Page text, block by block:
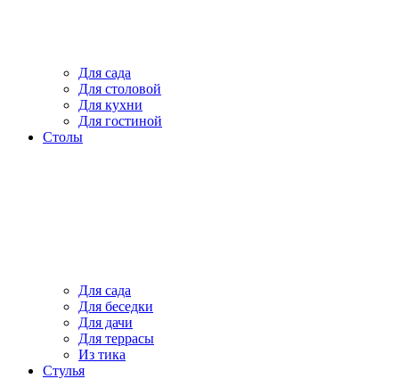
Для сада
Для столовой
Для кухни
Для гостиной
Столы
Для сада
Для беседки
Для дачи
Для террасы
Из тика
Стулья